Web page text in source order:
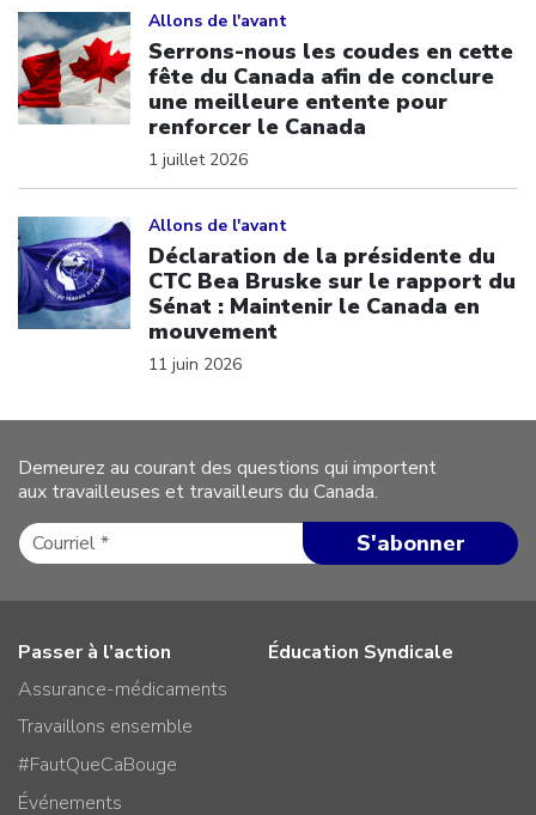
Allons de l'avant
Serrons-nous les coudes en cette
fête du Canada afin de conclure
une meilleure entente pour
renforcer le Canada
1 juillet 2026
Allons de l'avant
Déclaration de la présidente du
CTC Bea Bruske sur le rapport du
Sénat : Maintenir le Canada en
mouvement
11 juin 2026
Demeurez au courant des questions qui importent
aux travailleuses et travailleurs du Canada.
Passer à l’action
Assurance-médicaments
Travaillons ensemble
#FautQueCaBouge
Événements
Éducation Syndicale